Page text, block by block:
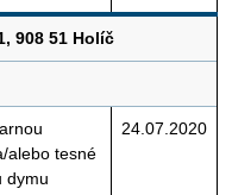
908 51 Holíč
alebo tesné
dymu
24.07.2020